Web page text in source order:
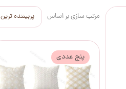
مرتب سازی بر اساس پربیننده ترین
پنج عددی